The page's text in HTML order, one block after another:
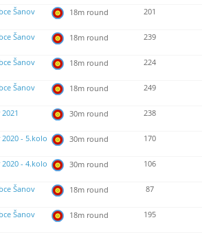
Šanov
18m round 201
Šanov
18m round 239
Šanov
18m round 224
Šanov
18m round 249
30m round 238
- 5.kolo 30m round 170
- 4.kolo 30m round 106
Šanov
18m round 87
Šanov
18m round 195